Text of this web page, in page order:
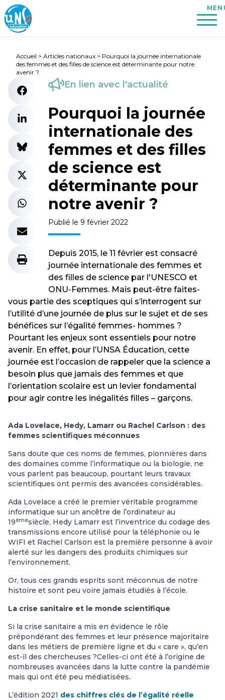
Accueil > Articles nationaux > Pourquoi la journée internationale
des femmes et des filles de science est déterminante pour notre
avenir ?
En lien avec l'actualité
Pourquoi la journée
internationale des
femmes et des filles
de science est
déterminante pour
notre avenir ?
Publié le 9 février 2022
Depuis 2015, le 11 février est consacré
journée internationale des femmes et
des filles de science par l'UNESCO et
ONU-Femmes. Mais peut-être faites-
vous partie des sceptiques qui s’interrogent sur
l’utilité d’une journée de plus sur le sujet et de ses
bénéfices sur l’égalité femmes- hommes ?
Pourtant les enjeux sont essentiels pour notre
avenir. En effet, pour l’UNSA Éducation, cette
journée est l’occasion de rappeler que la science a
besoin plus que jamais des femmes et que
l’orientation scolaire est un levier fondamental
pour agir contre les inégalités filles – garçons.
Ada Lovelace, Hedy, Lamarr ou Rachel Carlson : des
femmes scientifiques méconnues
Sans doute que ces noms de femmes, pionnières dans
des domaines comme l’informatique ou la biologie, ne
vous parlent pas beaucoup, pourtant leurs travaux
scientifiques ont permis des avancées considérables.
Ada Lovelace a créé le premier véritable programme
informatique sur un ancêtre de l’ordinateur au
19èmesiècle, Hedy Lamarr est l’inventrice du codage des
transmissions encore utilisé pour la téléphonie ou le
WIFI et Rachel Carlson est la première personne à avoir
alerté sur les dangers des produits chimiques sur
l’environnement.
Or, tous ces grands esprits sont méconnus de notre
histoire et sont peu voire jamais étudiés à l’école.
La crise sanitaire et le monde scientifique
Si la crise sanitaire a mis en évidence le rôle
prépondérant des femmes et leur présence majoritaire
dans les métiers de première ligne et du « care », qu’en
est-il des chercheuses ?Celles-ci ont été à l’origine de
nombreuses avancées dans la lutte contre la pandémie
mais qui ont été peu médiatisées.
L’édition 2021 des chiffres clés de l’égalité réelle